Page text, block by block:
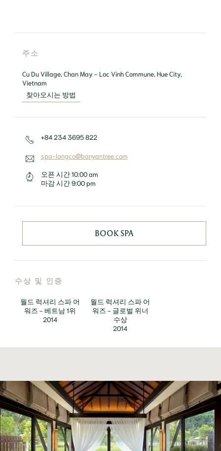
주소
Cu Du Village, Chan May - Loc Vinh Commune, Hue City,
찾아오시는 방법
+84 234 3695 822
spa-langco@banyantree.com
오픈 시간10:00 am
마감 시간9:00 pm
BOOK SPA
수상 및 인증
월드 럭셔리 스파 어
워즈 - 베트남 1위
2014
월드 럭셔리 스파 어
워즈 - 글로벌 위너
수상
2014